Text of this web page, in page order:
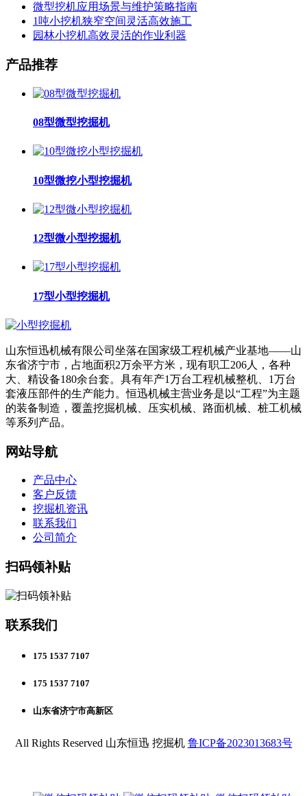
微型挖机应用场景与维护策略指南
1吨小挖机狭窄空间灵活高效施工
园林小挖机高效灵活的作业利器
产品推荐
08型微型挖掘机
10型微挖小型挖掘机
12型微小型挖掘机
17型小型挖掘机
山东恒迅机械有限公司坐落在国家级工程机械产业基地——山
东省济宁市，占地面积2万余平方米，现有职工206人，各种
大、精设备180余台套。具有年产1万台工程机械整机、1万台
套液压部件的生产能力。恒迅机械主营业务是以“工程”为主题
的装备制造，覆盖挖掘机械、压实机械、路面机械、桩工机械
等系列产品。
网站导航
产品中心
客户反馈
挖掘机资讯
联系我们
公司简介
扫码领补贴
联系我们
175 1537 7107
175 1537 7107
山东省济宁市高新区
All Rights Reserved 山东恒迅 挖掘机 鲁ICP备2023013683号